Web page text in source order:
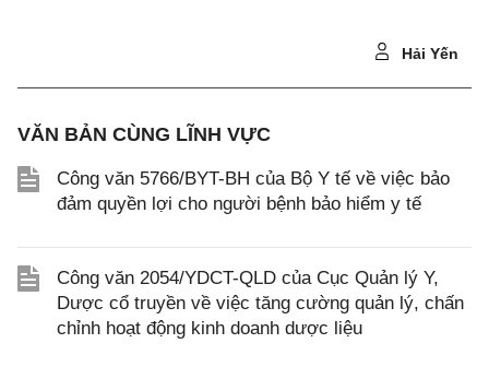
Hải Yến
VĂN BẢN CÙNG LĨNH VỰC
Công văn 5766/BYT-BH của Bộ Y tế về việc bảo
đảm quyền lợi cho người bệnh bảo hiểm y tế
Công văn 2054/YDCT-QLD của Cục Quản lý Y,
Dược cổ truyền về việc tăng cường quản lý, chấn
chỉnh hoạt động kinh doanh dược liệu